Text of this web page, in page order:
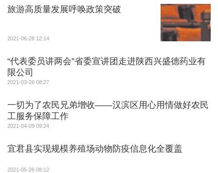
旅游高质量发展呼唤政策突破
2021-06-28 12:14
“代表委员讲两会”省委宣讲团走进陕西兴盛德药业有
限公司
2021-03-26 08:27
一切为了农民兄弟增收——汉滨区用心用情做好农民
工服务保障工作
2021-04-09 09:24
宜君县实现规模养殖场动物防疫信息化全覆盖
2021-05-26 08:12